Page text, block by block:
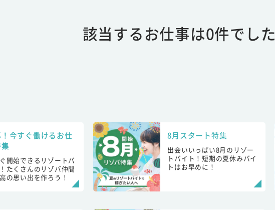
該当するお仕事は0件でした
今すぐ働けるお仕
開始できるリゾートバ
たくさんのリゾバ仲間
の思い出を作ろう！
8月スタート特集
出会いいっぱい8月のリゾー
トバイト！短期の夏休みバイ
トはお早めに！